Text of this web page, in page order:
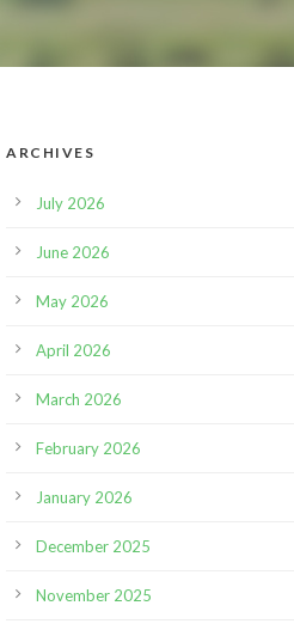
ARCHIVES
July 2026
June 2026
May 2026
April 2026
March 2026
February 2026
January 2026
December 2025
November 2025